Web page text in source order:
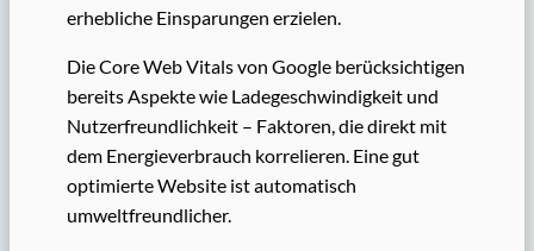
erhebliche Einsparungen erzielen.
Die Core Web Vitals von Google berücksichtigen
bereits Aspekte wie Ladegeschwindigkeit und
Nutzerfreundlichkeit – Faktoren, die direkt mit
dem Energieverbrauch korrelieren. Eine gut
optimierte Website ist automatisch
umweltfreundlicher.